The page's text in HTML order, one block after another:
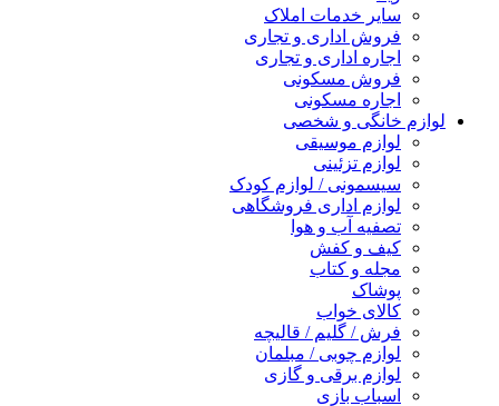
سایر خدمات املاک
فروش اداری و تجاری
اجاره اداری و تجاری
فروش مسکونی
اجاره مسکونی
لوازم خانگی و شخصی
لوازم موسیقی
لوازم تزئینی
سیسمونی / لوازم کودک
لوازم اداری فروشگاهی
تصفیه آب و هوا
کیف و کفش
مجله و کتاب
پوشاک
کالای خواب
فرش / گلیم / قالیچه
لوازم چوبی / مبلمان
لوازم برقی و گازی
اسباب بازی